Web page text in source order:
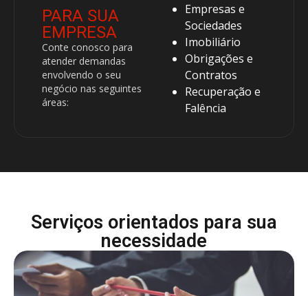
PARA SUA
EMPRESA
Conte conosco para
atender demandas
envolvendo o seu
negócio nas seguintes
áreas:
Empresas e
Sociedades
Imobiliário
Obrigações e
Contratos
Recuperação e
Falência
Serviços orientados para sua
necessidade